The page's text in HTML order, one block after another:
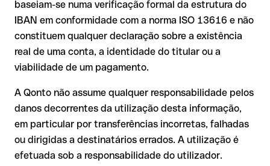
corresponder a nenhuma conta real. Por exemplo, se foram
transpostos dígitos e a combinação resultante é formalmente
válida.
por escrito, especialmente em novas relações comerciais ou
com montantes elevados. A existência de uma conta só pode
ser verificada pelo próprio Sharjah Islamic Bank ou através de
uma transferência de teste.
recuperação dos fundos;
A sua instituição pode iniciar um processo de reclamação a
seu pedido;
A devolução não está garantida, especialmente se o
destinatário já tiver utilizado o dinheiro
recuperação é consideravelmente mais complexa e implica
comissões adicionais.
Recomendação
: verifique cada IBAN antes de efetuar uma
transferência com o nosso IBAN Checker gratuito e, em caso
de dúvida, confirme-o diretamente com o destinatário. Esta
baseiam-se numa verificação formal da estrutura do
IBAN em conformidade com a norma ISO 13616 e não
constituem qualquer declaração sobre a existência
real de uma conta, a identidade do titular ou a
viabilidade de um pagamento.
A Qonto não assume qualquer responsabilidade pelos
danos decorrentes da utilização desta informação,
em particular por transferências incorretas, falhadas
ou dirigidas a destinatários errados. A utilização é
efetuada sob a responsabilidade do utilizador.